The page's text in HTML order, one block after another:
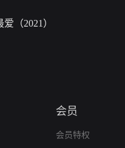
爱（2021）
会员
会员特权